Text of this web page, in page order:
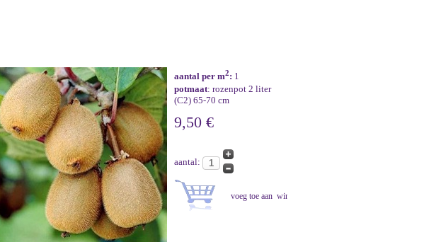
aantal per m2: 1
potmaat: rozenpot 2 liter
(C2) 65-70 cm
9,50 €
aantal: